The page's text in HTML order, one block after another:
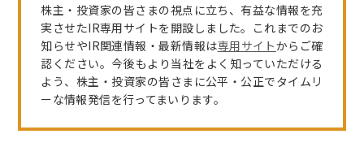
株主・投資家の皆さまの視点に立ち、有益な情報を充
実させたIR専用サイトを開設しました。これまでのお
知らせやIR関連情報・最新情報は専用サイトからご確
認ください。今後もより当社をよく知っていただける
よう、株主・投資家の皆さまに公平・公正でタイムリ
ーな情報発信を行ってまいります。